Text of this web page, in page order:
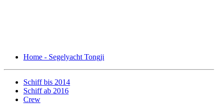
Home - Segelyacht Tongji
Schiff bis 2014
Schiff ab 2016
Crew